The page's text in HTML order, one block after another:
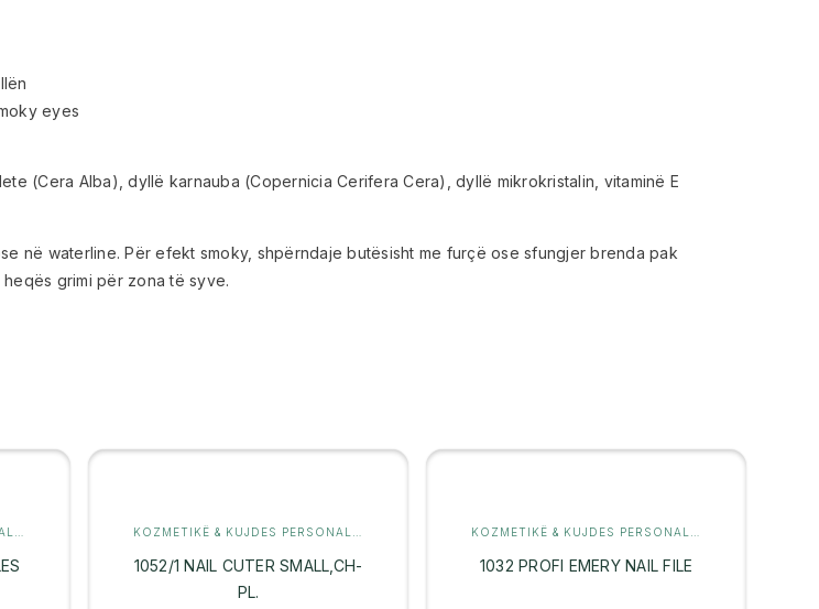
eyes
(Cera Alba), dyllë karnauba (Copernicia Cerifera Cera), dyllë mikrokristalin, vitaminë E
në waterline. Për efekt smoky, shpërndaje butësisht me furçë ose sfungjer brenda pak
grimi për zona të syve.
1052/1 NAIL CUTER SMALL,CH-
PL.
1032 PROFI EMERY NAIL FILE